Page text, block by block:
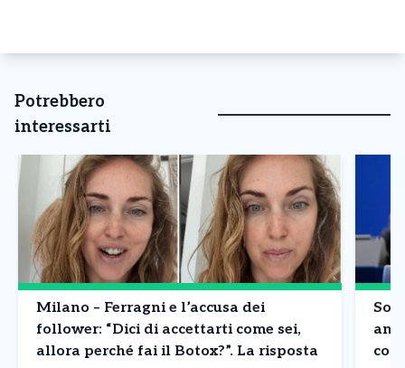
Potrebbero
interessarti
Milano – Ferragni e l’accusa dei
follower: “Dici di accettarti come sei,
allora perché fai il Botox?”. La risposta